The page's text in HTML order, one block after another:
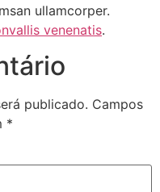
ullamcorper.
venenatis.
publicado. Campos
*